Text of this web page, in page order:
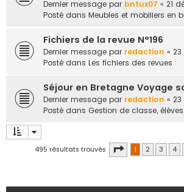
Dernier message par bntux07 « 21
Posté dans Meubles et mobiliers en
Fichiers de la revue N°196
Dernier message par redaction « 23
Posté dans Les fichiers des revues
Séjour en Bretagne Voyage
Dernier message par redaction « 23
Posté dans Gestion de classe,
495 résultats trouvés Page 1sur20
1 2 3 4